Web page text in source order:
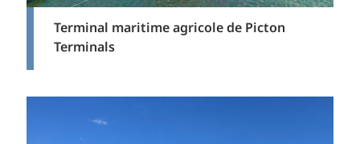
Terminal maritime agricole de Picton
Terminals